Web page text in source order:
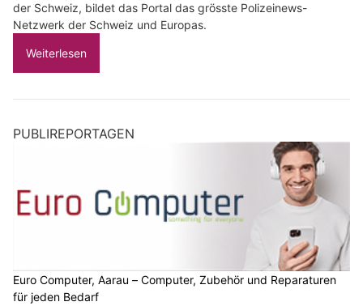
der Schweiz, bildet das Portal das grösste Polizeinews-
Netzwerk der Schweiz und Europas.
Weiterlesen
PUBLIREPORTAGEN
Euro Computer, Aarau – Computer, Zubehör und Reparaturen
für jeden Bedarf